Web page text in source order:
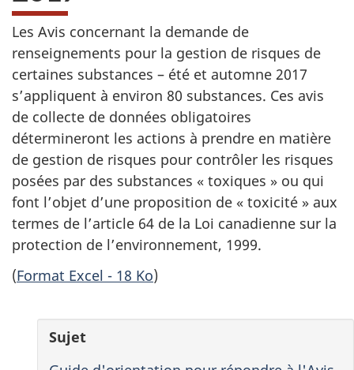
Les Avis concernant la demande de
renseignements pour la gestion de risques de
certaines substances – été et automne 2017
s’appliquent à environ 80 substances. Ces avis
de collecte de données obligatoires
détermineront les actions à prendre en matière
de gestion de risques pour contrôler les risques
posées par des substances « toxiques » ou qui
font l’objet d’une proposition de « toxicité » aux
termes de l’article 64 de la Loi canadienne sur la
protection de l’environnement, 1999.
(Format Excel - 18 Ko)
Sujet